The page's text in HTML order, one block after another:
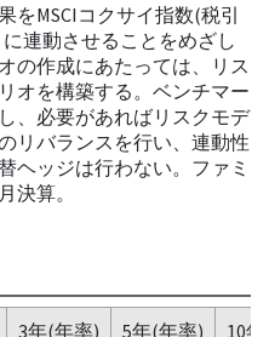
をMSCIコクサイ指数(税引
連動させることをめざし
の作成にあたっては、リス
オを構築する。ベンチマー
、必要があればリスクモデ
リバランスを行い、連動性
ヘッジは行わない。ファミ
決算。
3年(年率) 5年(年率) 10